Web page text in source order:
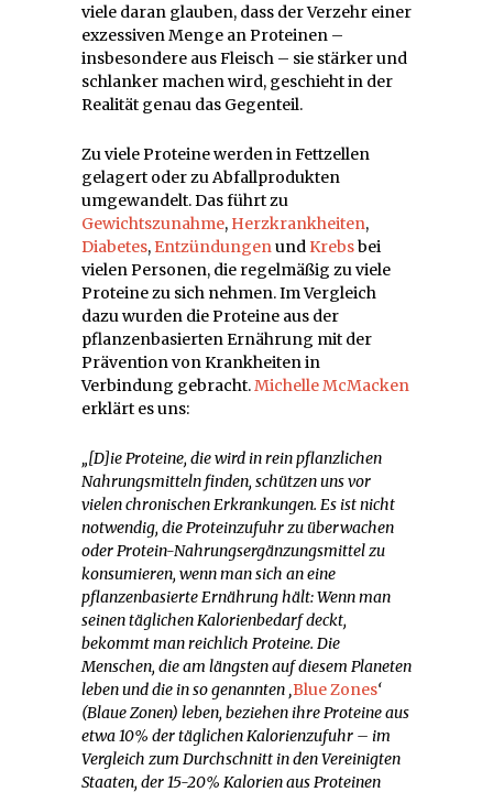
viele daran glauben, dass der Verzehr einer
exzessiven Menge an Proteinen –
insbesondere aus Fleisch – sie stärker und
schlanker machen wird, geschieht in der
Realität genau das Gegenteil.
Zu viele Proteine werden in Fettzellen
gelagert oder zu Abfallprodukten
umgewandelt. Das führt zu
Gewichtszunahme, Herzkrankheiten,
Diabetes, Entzündungenund Krebsbei
vielen Personen, die regelmäßig zu viele
Proteine zu sich nehmen. Im Vergleich
dazu wurden die Proteine aus der
pflanzenbasierten Ernährung mit der
Prävention von Krankheiten in
Verbindung gebracht.Michelle McMacken
erklärt es uns:
„[D]ie Proteine, die wird in rein pflanzlichen
Nahrungsmitteln finden, schützen uns vor
vielen chronischen Erkrankungen. Es ist nicht
notwendig, die Proteinzufuhr zu überwachen
oder Protein-Nahrungsergänzungsmittel zu
konsumieren, wenn man sich an eine
pflanzenbasierte Ernährung hält: Wenn man
seinen täglichen Kalorienbedarf deckt,
bekommt man reichlich Proteine. Die
Menschen, die am längsten auf diesem Planeten
leben und die in so genannten ‚Blue Zones‘
(Blaue Zonen) leben, beziehen ihre Proteine aus
etwa 10% der täglichen Kalorienzufuhr – im
Vergleich zum Durchschnitt in den Vereinigten
Staaten, der 15-20% Kalorien aus Proteinen